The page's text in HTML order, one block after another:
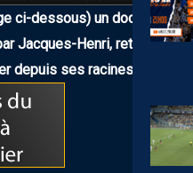
ci-dessous) un document
Jacques-Henri, retraçant
depuis ses racines.